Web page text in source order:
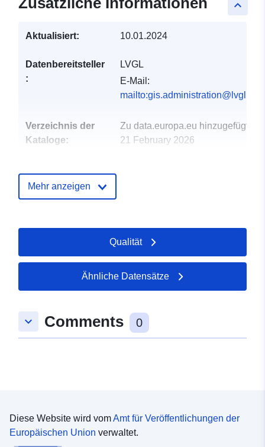
keyboard_arrow_up
Aktualisiert: 10.01.2024
Datenbereitsteller
:
LVGL
E-Mail:
Verzeichnis der
Kataloge:
Zu data.europa.eu hinzugefügt:
21 February 2026
Gebiet:
49.3936 ], [ 7.08446,
49.3808 ], [ 7.05864,
49.3808 ], [ 7.05864,
49.3936 ] ]
Typ: Polygon
uriRef:
http://data.europa.eu/88u/dataset/
b94a-e74c-6e79-7ec03b011d13
Mehr anzeigen
Qualität
Ähnliche Datensätze
keyboard_arrow_down Comments 0
Diese Website wird vomAmt für Veröffentlichungen der
Europäischen Union verwaltet.